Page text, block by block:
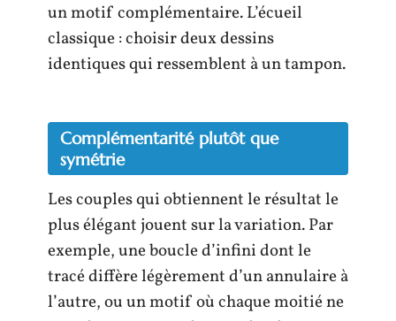
un motif complémentaire. L’écueil
classique : choisir deux dessins
identiques qui ressemblent à un tampon.
Complémentarité plutôt que
symétrie
Les couples qui obtiennent le résultat le
plus élégant jouent sur la variation. Par
exemple, une boucle d’infini dont le
tracé diffère légèrement d’un annulaire à
l’autre, ou un motif où chaque moitié ne